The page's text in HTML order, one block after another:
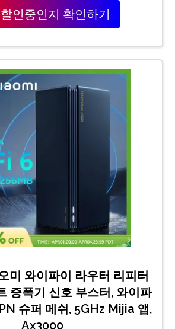
인중인지 확인하기
미 와이파이 라우터 리피터
증폭기 신호 부스터, 와이파
슈퍼 메쉬, 5GHz Mijia 앱,
Ax3000